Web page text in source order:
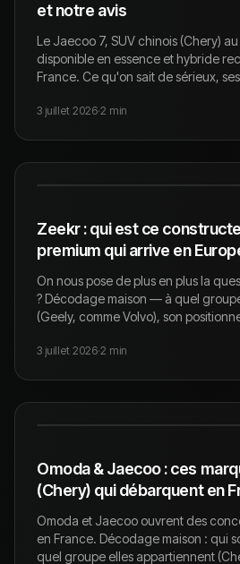
et notre avis
Le Jaecoo 7, SUV chinois (Chery)
disponible en essence et hybride
France. Ce qu'on sait de sérieux,
3 juillet 2026·2 min
Zeekr : qui est ce
premium qui arrive en
On nous pose de plus en plus la
? Décodage maison — à quel
(Geely, comme Volvo), son
3 juillet 2026·2 min
Omoda & Jaecoo : ces
(Chery) qui débarquent en
Omoda et Jaecoo ouvrent des
en France. Décodage maison : qui
quel groupe elles appartiennent